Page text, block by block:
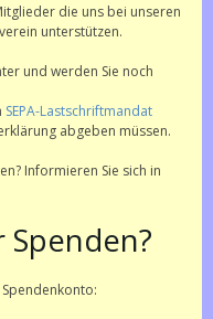
die uns bei unseren
unterstützen.
und werden Sie noch
SEPA-Lastschriftmandat
abgeben müssen.
Informieren Sie sich in